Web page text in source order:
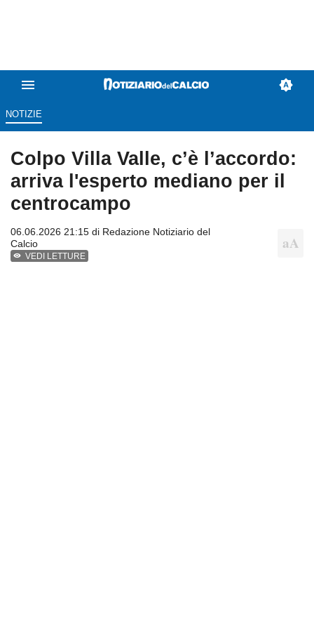
NOTIZIE
Colpo Villa Valle, c’è l’accordo:
arriva l'esperto mediano per il
centrocampo
06.06.2026 21:15 di Redazione Notiziario del
Calcio
VEDI LETTURE